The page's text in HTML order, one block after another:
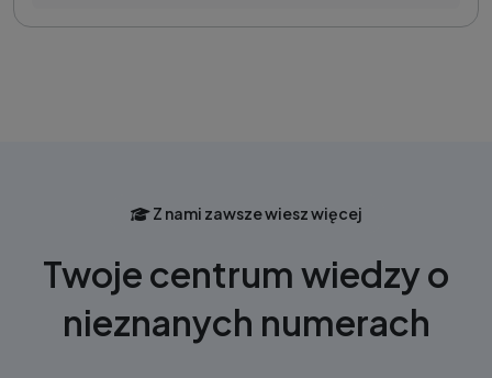
Z nami zawsze wiesz więcej
Twoje centrum wiedzy o
nieznanych numerach